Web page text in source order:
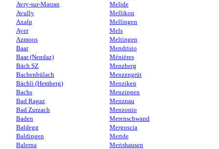
Avry-sur-Matran
Avully
Axalp
Ayer
Azmoos
Baar
Baar (Nendaz)
Bäch SZ
Bachenbülach
Bächli (Hemberg)
Bachs
Bad Ragaz
Bad Zurzach
Baden
Baldegg
Baldingen
Balerna
Melide
Mellikon
Mellingen
Mels
Meltingen
Mendrisio
Ménières
Menzberg
Menzengrüt
Menziken
Menzingen
Menznau
Menzonio
Merenschwand
Mergoscia
Meride
Merishausen